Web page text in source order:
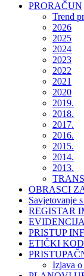
PRORAČUN
Trend
2026
2025
2024
2023
2022
2021
2020
2019.
2018.
2017.
2016.
2015.
2014.
2013.
OBRASCI
Savjetovanje
REGISTAR
PRISTUP
ETIČKI
Izjava o